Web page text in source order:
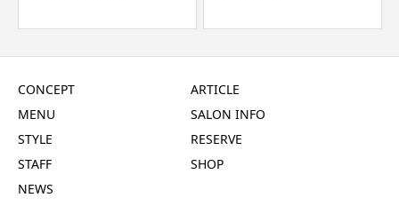
CONCEPT
MENU
STYLE
STAFF
NEWS
ARTICLE
SALON INFO
RESERVE
SHOP